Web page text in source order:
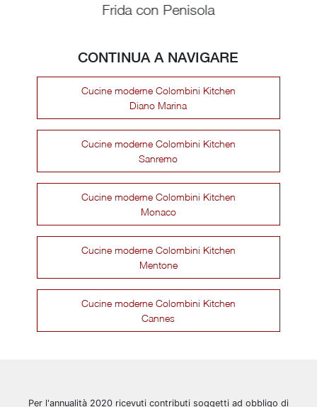
Frida con Penisola
CONTINUA A NAVIGARE
Cucine moderne Colombini Kitchen
Diano Marina
Cucine moderne Colombini Kitchen
Sanremo
Cucine moderne Colombini Kitchen
Monaco
Cucine moderne Colombini Kitchen
Mentone
Cucine moderne Colombini Kitchen
Cannes
Per l'annualità 2020 ricevuti contributi soggetti ad obbligo di